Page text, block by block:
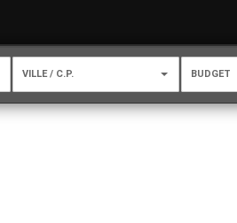
VILLE / C.P. BUDGET